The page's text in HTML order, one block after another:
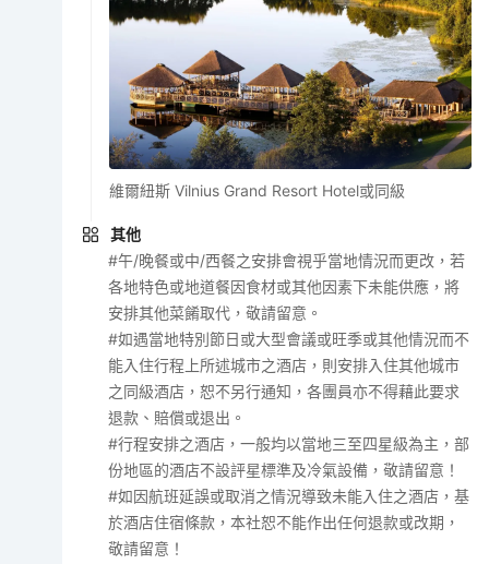
維爾紐斯 Vilnius Grand Resort Hotel或同級
其他
#午/晚餐或中/西餐之安排會視乎當地情況而更改，若
各地特色或地道餐因食材或其他因素下未能供應，將
安排其他菜餚取代，敬請留意。
#如遇當地特別節日或大型會議或旺季或其他情況而不
能入住行程上所述城市之酒店，則安排入住其他城市
之同級酒店，恕不另行通知，各團員亦不得藉此要求
退款、賠償或退出。
#行程安排之酒店，一般均以當地三至四星級為主，部
份地區的酒店不設評星標準及冷氣設備，敬請留意！
#如因航班延誤或取消之情況導致未能入住之酒店，基
於酒店住宿條款，本社恕不能作出任何退款或改期，
敬請留意！